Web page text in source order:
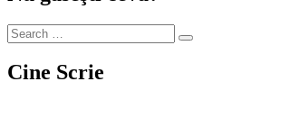
Cine Scrie